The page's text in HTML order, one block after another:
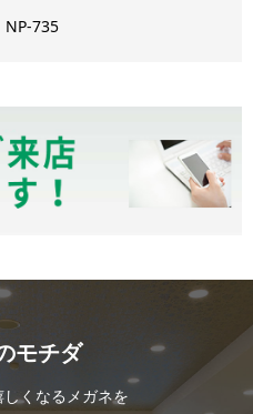
NP-735
モチダ
くなるメガネを